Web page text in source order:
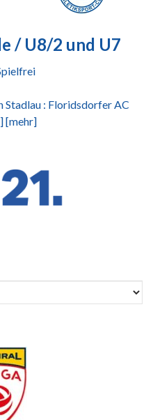
/ U8/2 und U7
Stadlau : Floridsdorfer AC
[mehr]